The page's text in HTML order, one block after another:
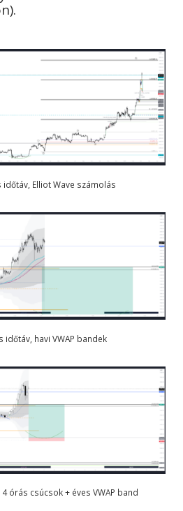
időtáv, Elliot Wave számolás
időtáv, havi VWAP bandek
órás csúcsok + éves VWAP band